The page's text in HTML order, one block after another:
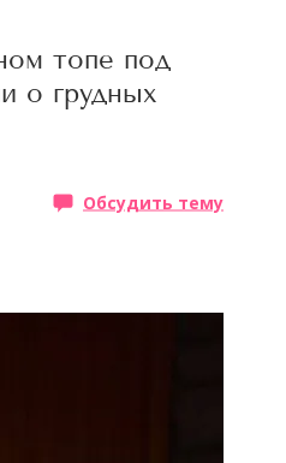
топе под
о грудных
Обсудить тему